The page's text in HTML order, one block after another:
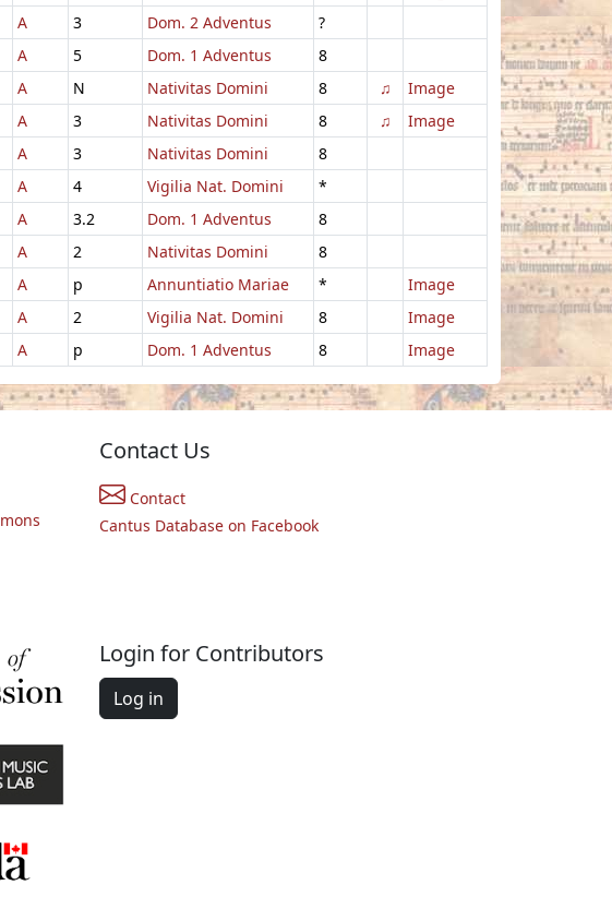
A 3 Dom. 2 Adventus
?
A 5 Dom. 1 Adventus
8
A N Nativitas Domini 8 ♫
Image
A 3 Nativitas Domini 8 ♫
Image
A 3 Nativitas Domini
8
A 4 Vigilia Nat. Domini
*
A 3.2 Dom. 1 Adventus
8
A 2 Nativitas Domini
8
A p Annuntiatio Mariae *
Image
A 2 Vigilia Nat. Domini 8
Image
A p Dom. 1 Adventus 8 Image
Contact Us
Contact
Cantus Database on Facebook
Login for Contributors
Log in